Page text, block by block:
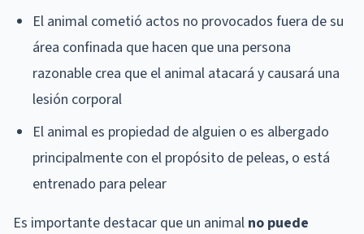
El animal cometió actos no provocados fuera de su
área confinada que hacen que una persona
razonable crea que el animal atacará y causará una
lesión corporal
El animal es propiedad de alguien o es albergado
principalmente con el propósito de peleas, o está
entrenado para pelear
Es importante destacar que un animal no puede